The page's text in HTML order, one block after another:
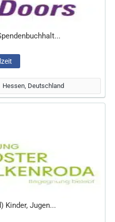
Hessen, Deutschland
Kinder, Jugen...